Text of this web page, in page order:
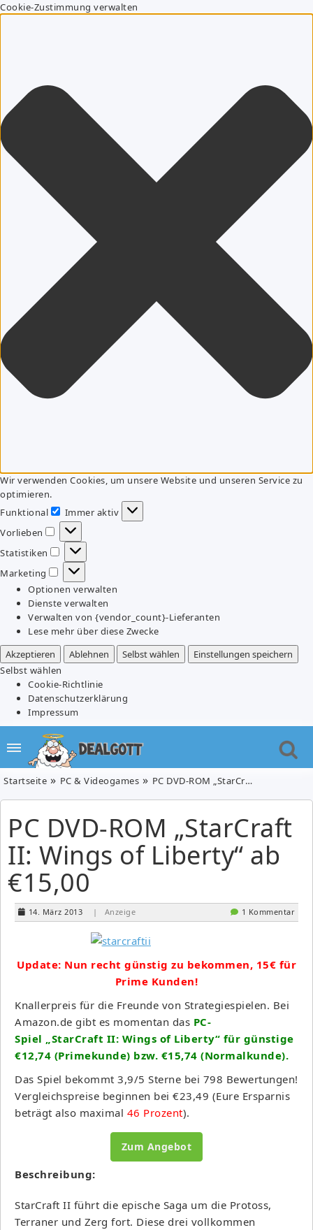
Cookie-Zustimmung verwalten
Wir verwenden Cookies, um unsere Website und unseren Service zu
optimieren.
Funktional
Funktional
Immer aktiv
Vorlieben
Vorlieben
Statistiken
Statistiken
Marketing
Marketing
Optionen verwalten
Dienste verwalten
Verwalten von {vendor_count}-Lieferanten
Lese mehr über diese Zwecke
Akzeptieren
Ablehnen Selbst wählen
Einstellungen speichern
Selbst wählen
Cookie-Richtlinie
Datenschutzerklärung
Impressum
Startseite PC & Videogames PC DVD-ROM „StarCraft II: Wings of Liberty“ ab €15,00
PC DVD-ROM „StarCraft
II: Wings of Liberty“ ab
€15,00
14. März 2013 | Anzeige 1 Kommentar
Update: Nun recht günstig zu bekommen, 15€ für
Prime Kunden!
Knallerpreis für die Freunde von Strategiespielen. Bei
Amazon.de gibt es momentan das PC-
Spiel „StarCraft II: Wings of Liberty“ für günstige
€12,74 (Primekunde) bzw. €15,74 (Normalkunde).
Das Spiel bekommt 3,9/5 Sterne bei 798 Bewertungen!
Vergleichspreise beginnen bei €23,49 (Eure Ersparnis
beträgt also maximal 46 Prozent).
Zum Angebot
Beschreibung:
StarCraft II führt die epische Saga um die Protoss,
Terraner und Zerg fort. Diese drei vollkommen